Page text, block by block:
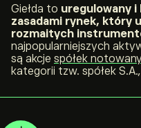
Giełda to uregulowany
zasadami rynek, który
rozmaitych
najpopularniejszych
są akcje spółek
kategorii tzw. spółek